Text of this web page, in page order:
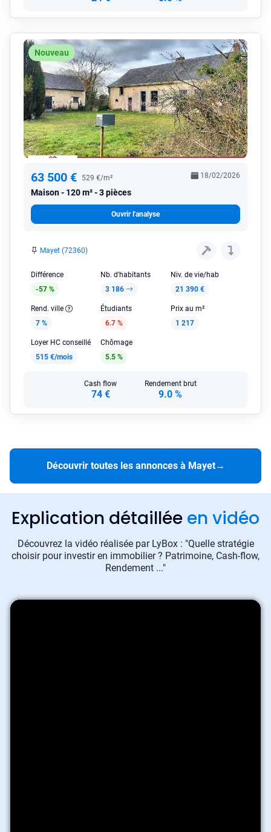
Nouveau
63 500 € 529 €/m²
Maison 120 m² - 3 pièces
18/02/2026
Ouvrir l'analyse
Mayet (72360)
Différence
-57 %
Nb. d'habitants
3 186
Niv. de vie/hab
21 390 €
Rend. ville
7 %
Étudiants
6.7 %
Prix au m²
1 217
Loyer HC conseillé
515 €/mois
Chômage
5.5 %
Cash flow
74 €
Rendement brut
9.0 %
Découvrir toutes les annonces à Mayet→
Explication détaillée en vidéo
Découvrez la vidéo réalisée par LyBox : "Quelle stratégie
choisir pour investir en immobilier ? Patrimoine, Cash-flow,
Rendement ..."